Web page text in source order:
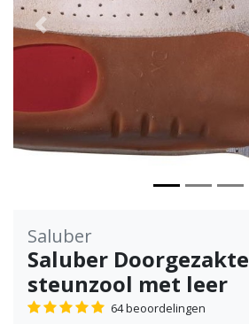
Vorige
Saluber
Saluber
steunzool met leer
64 beoordelingen